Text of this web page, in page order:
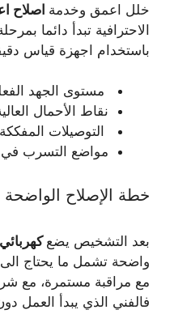
خلل اعمق وخدمة اصلاح
الاحترافية تبدأ دائما
باستخدام اجهزة قياس
مستوى الجهد
نقاط الأحمال
التوصيلات
مواضع التسرب في
خطة الإصلاح الواضحة
بعد التشخيص يضع
واضحة تشمل ما يحتاج
مع مراقبة مستمرة، مع
فالفني الذي يبدأ العمل